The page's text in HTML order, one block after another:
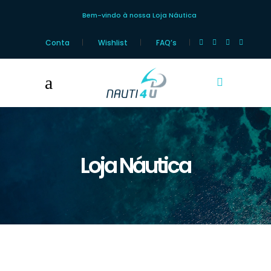
Bem-vindo à nossa Loja Náutica
Conta Wishlist FAQ’s
Loja Náutica